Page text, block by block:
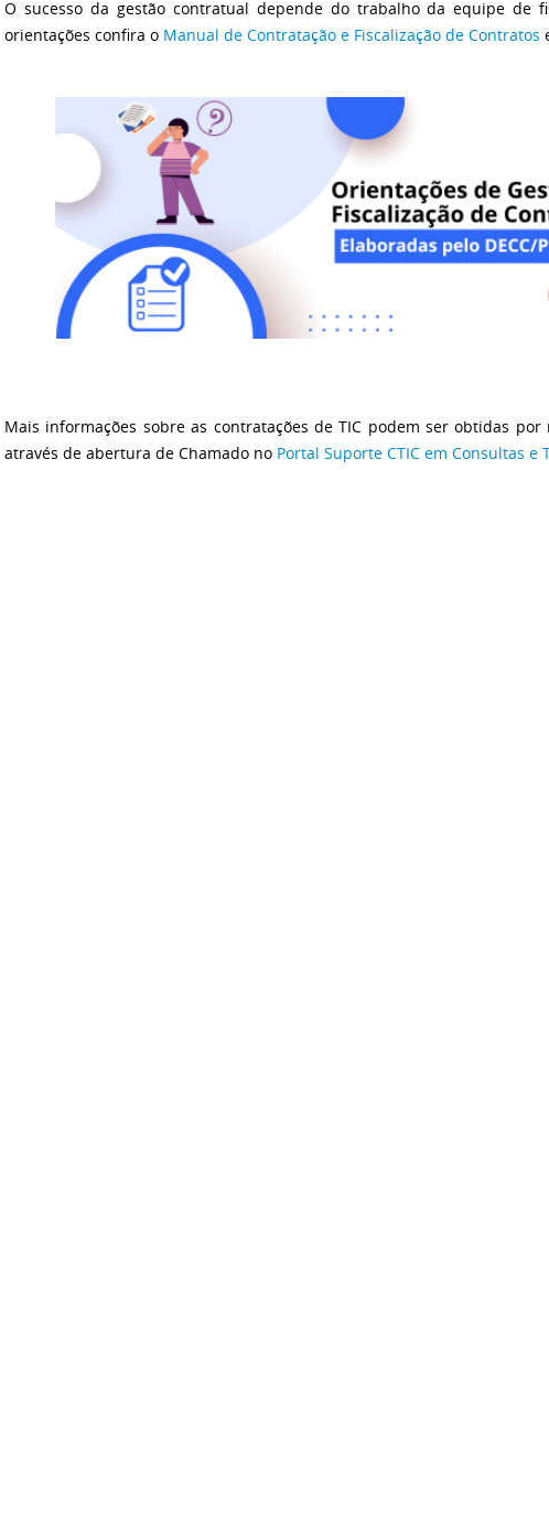
O sucesso da gestão contratual depende do trabalho da equipe de
orientações confira o Manual de Contratação e Fiscalização de Contratos
Mais informações sobre as contratações de TIC podem ser obtidas
através de abertura de Chamado no Portal Suporte CTIC em Consultas e